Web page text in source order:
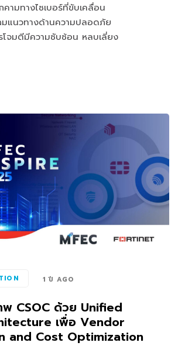
ามทางไซเบอร์ที่ขับเคลื่อน
แนวทางด้านความปลอดภัย
โจมตีมีความซับซ้อน หลบเลี่ยง
1 ปี AGO
พ CSOC ด้วย Unified
เพื่อ Vendor
and Cost Optimization